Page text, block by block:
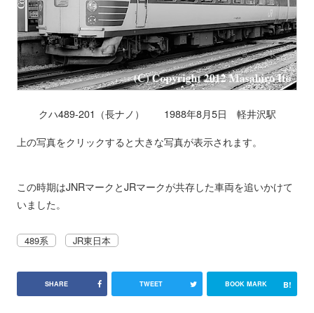
クハ489-201（長ナノ） 1988年8月5日 軽井沢駅
上の写真をクリックすると大きな写真が表示されます。
この時期はJNRマークとJRマークが共存した車両を追いかけて
いました。
489系 JR東日本
SHARE TWEET BOOK MARK B!